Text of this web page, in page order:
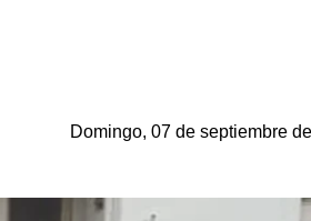
Domingo, 07 de septiembre